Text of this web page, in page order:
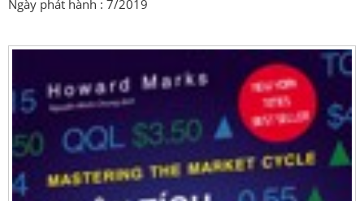
Ngày phát hành : 7/2019